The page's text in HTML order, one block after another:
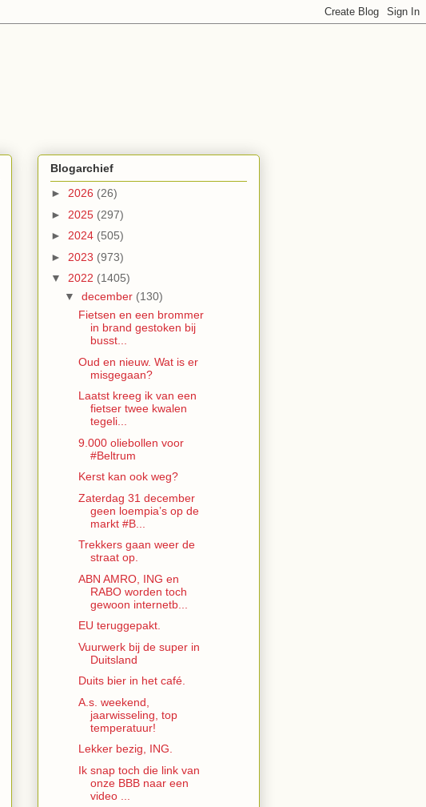
Blogarchief
► 2026 (26)
► 2025 (297)
► 2024 (505)
► 2023 (973)
▼ 2022 (1405)
▼ december (130)
Fietsen en een brommer
in brand gestoken bij
busst...
Oud en nieuw. Wat is er
misgegaan?
Laatst kreeg ik van een
fietser twee kwalen
tegeli...
9.000 oliebollen voor
#Beltrum
Kerst kan ook weg?
Zaterdag 31 december
geen loempia’s op de
markt #B...
Trekkers gaan weer de
straat op.
ABN AMRO, ING en
RABO worden toch
gewoon internetb...
EU teruggepakt.
Vuurwerk bij de super in
Duitsland
Duits bier in het café.
A.s. weekend,
jaarwisseling, top
temperatuur!
Lekker bezig, ING.
Ik snap toch die link van
onze BBB naar een
video ...